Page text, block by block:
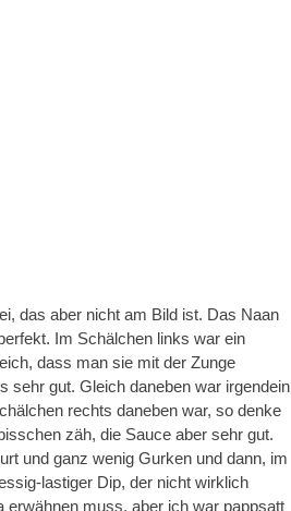
das aber nicht am Bild ist. Das Naan
Im Schälchen links war ein
dass man sie mit der Zunge
gut. Gleich daneben war irgendein
rechts daneben war, so denke
zäh, die Sauce aber sehr gut.
und ganz wenig Gurken und dann, im
lastiger Dip, der nicht wirklich
muss, aber ich war pappsatt